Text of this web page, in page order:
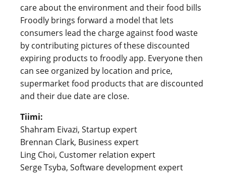
care about the environment and their food bills
Froodly brings forward a model that lets
consumers lead the charge against food waste
by contributing pictures of these discounted
expiring products to froodly app. Everyone then
can see organized by location and price,
supermarket food products that are discounted
and their due date are close.
Tiimi:
Shahram Eivazi, Startup expert
Brennan Clark, Business expert
Ling Choi, Customer relation expert
Serge Tsyba, Software development expert